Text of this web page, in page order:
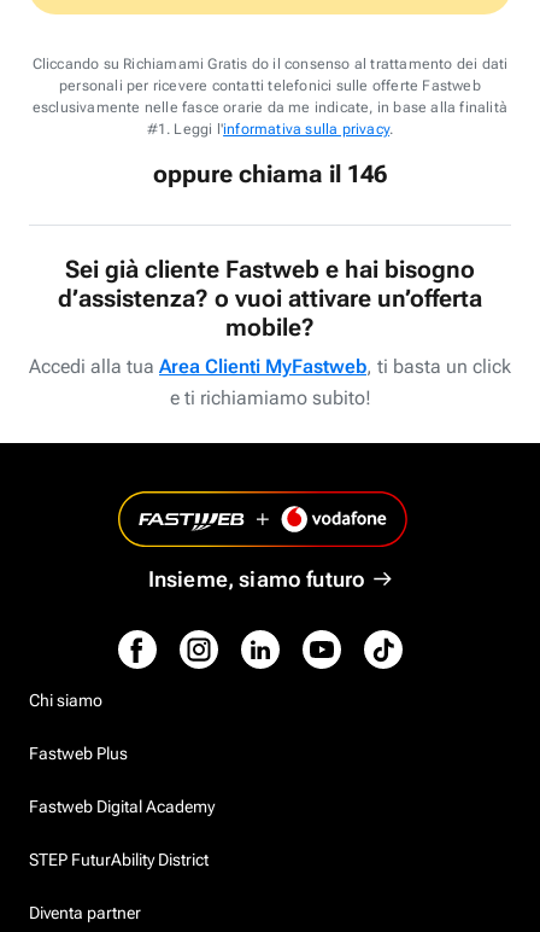
Cliccando su Richiamami Gratis do il consenso al trattamento dei dati
personali per ricevere contatti telefonici sulle offerte Fastweb
esclusivamente nelle fasce orarie da me indicate, in base alla finalità
#1. Leggi l'informativa sulla privacy.
oppure chiama il 146
Sei già cliente Fastweb e hai bisogno
d’assistenza? o vuoi attivare un’offerta
mobile?
Accedi alla tua Area Clienti MyFastweb, ti basta un click
e ti richiamiamo subito!
Insieme, siamo futuro
Chi siamo
Fastweb Plus
Fastweb Digital Academy
STEP FuturAbility District
Diventa partner